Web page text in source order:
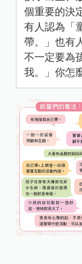
個重要的決
有人認為「
帶。」也有
不一定要為
我。」你怎